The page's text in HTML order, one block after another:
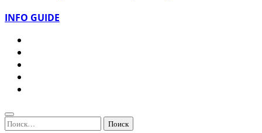
INFO GUIDE
Найти: